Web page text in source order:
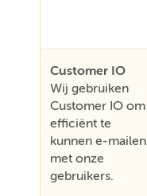
Customer IO
Wij gebruiken
Customer IO om
efficiënt te
kunnen e-mailen
met onze
gebruikers.